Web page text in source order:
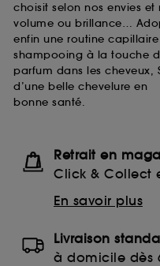
choisit selon nos envies
volume ou brillance…
enfin une routine
shampooing à la touche
parfum dans les cheveux,
d’une belle chevelure en
bonne santé.
Retrait en
Click & Collect
En savoir plus
Livraison
à domicile dès